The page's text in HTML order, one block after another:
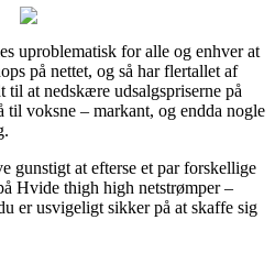
uproblematisk for alle og enhver at
på nettet, og så har flertallet af
at nedskære udsalgspriserne på
til voksne – markant, og endda nogle
gunstigt at efterse et par forskellige
Hvide thigh high netstrømper –
er usvigeligt sikker på at skaffe sig